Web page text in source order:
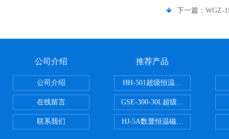
下一篇： WGZ-
公司介绍
公司介绍
在线留言
联系我们
推荐产品
HH-501超级恒温水浴
GSE-300-30L超级循环恒温油浴锅
HJ-5A数显恒温磁力搅拌器